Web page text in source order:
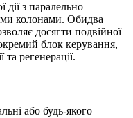
з паралельно
колонами. Обидва
досягти подвійної
блок керування,
та регенерації.
або будь-якого